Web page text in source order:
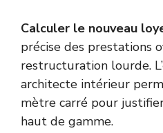
Calculer le nouveau
précise des prestations
restructuration lourde.
architecte intérieur
mètre carré pour
haut de gamme.